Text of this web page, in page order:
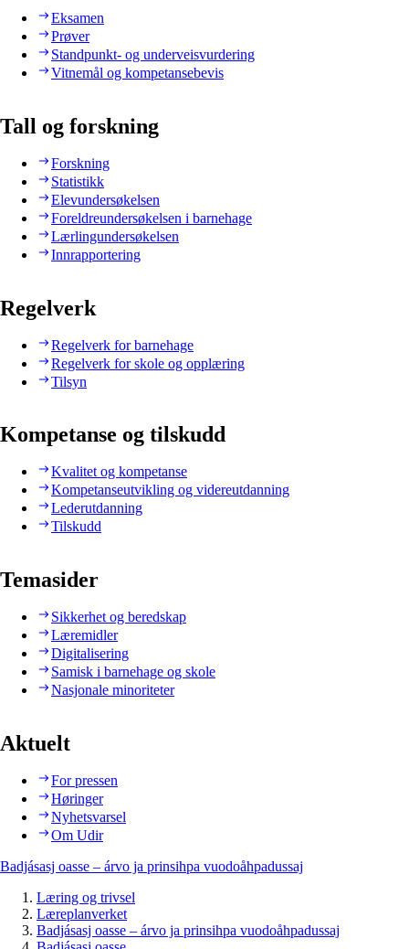
Eksamen
Prøver
Standpunkt- og underveisvurdering
Vitnemål og kompetansebevis
Tall og forskning
Forskning
Statistikk
Elevundersøkelsen
Foreldreundersøkelsen i barnehage
Lærlingundersøkelsen
Innrapportering
Regelverk
Regelverk for barnehage
Regelverk for skole og opplæring
Tilsyn
Kompetanse og tilskudd
Kvalitet og kompetanse
Kompetanseutvikling og videreutdanning
Lederutdanning
Tilskudd
Temasider
Sikkerhet og beredskap
Læremidler
Digitalisering
Samisk i barnehage og skole
Nasjonale minoriteter
Aktuelt
For pressen
Høringer
Nyhetsvarsel
Om Udir
Badjásasj oasse – árvo ja prinsihpa vuodoåhpadussaj
Læring og trivsel
Læreplanverket
Badjásasj oasse – árvo ja prinsihpa vuodoåhpadussaj